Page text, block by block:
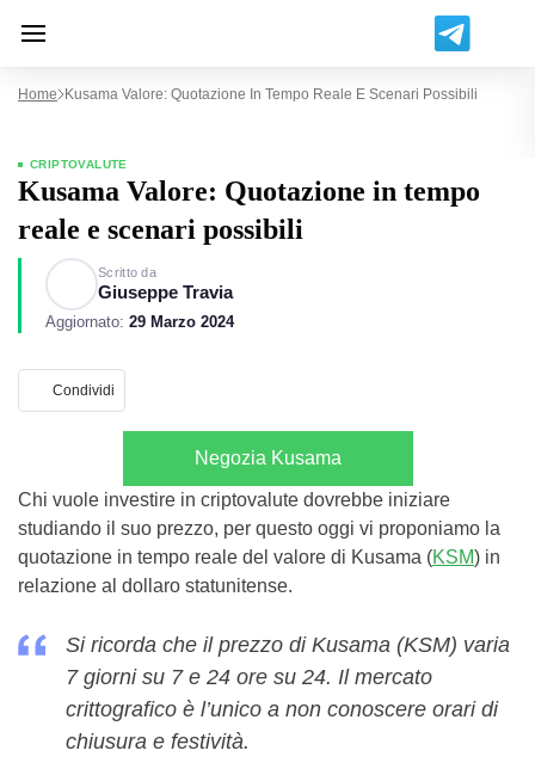
Home Kusama Valore: Quotazione In Tempo Reale E Scenari Possibili
CRIPTOVALUTE
Kusama Valore: Quotazione in tempo
reale e scenari possibili
Scritto da
Giuseppe Travia
Aggiornato: 29 Marzo 2024
Condividi
Negozia Kusama
Chi vuole investire in criptovalute dovrebbe iniziare
studiando il suo prezzo, per questo oggi vi proponiamo la
quotazione in tempo reale del valore di Kusama (KSM) in
relazione al dollaro statunitense.
Si ricorda che il prezzo di Kusama (KSM) varia
7 giorni su 7 e 24 ore su 24. Il mercato
crittografico è l’unico a non conoscere orari di
chiusura e festività.